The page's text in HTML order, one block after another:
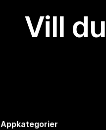
Vill
Appkategorier